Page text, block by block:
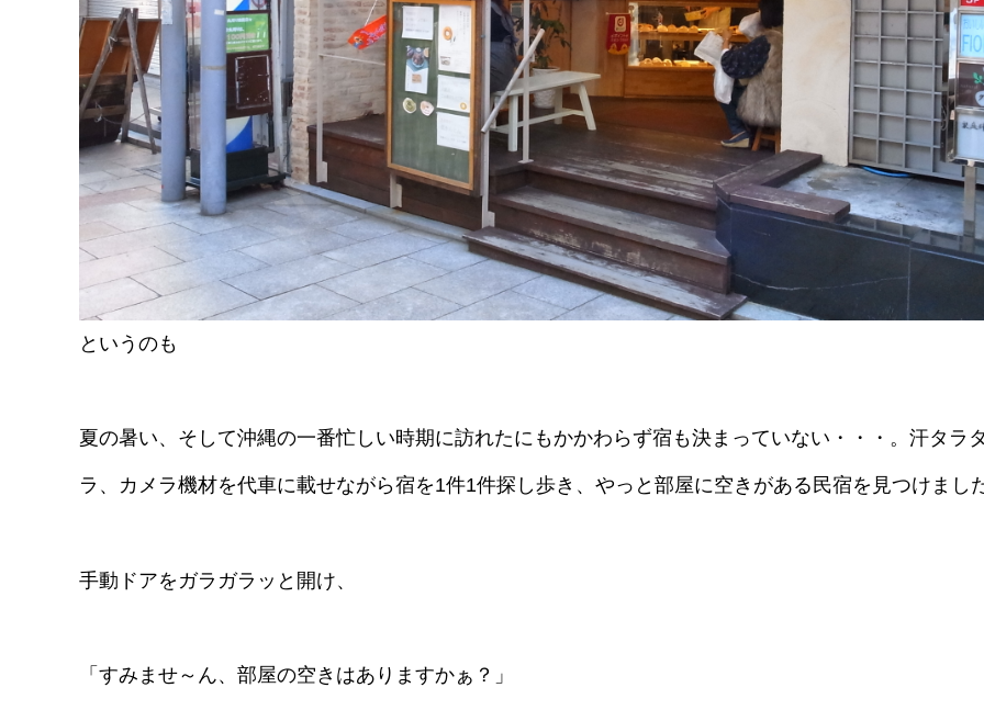
というのも
夏の暑い、そして沖縄の一番忙しい時期に訪れたにもかかわらず宿も決まっていない・・・。汗タラ
ラ、カメラ機材を代車に載せながら宿を1件1件探し歩き、やっと部屋に空きがある民宿を見つけまし
手動ドアをガラガラッと開け、
「すみませ～ん、部屋の空きはありますかぁ？」